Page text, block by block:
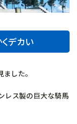
デカい
した。
レス製の巨大な騎馬